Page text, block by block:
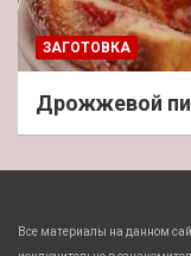
ЗАГОТОВКА
Дрожжевой
Все материалы на данном